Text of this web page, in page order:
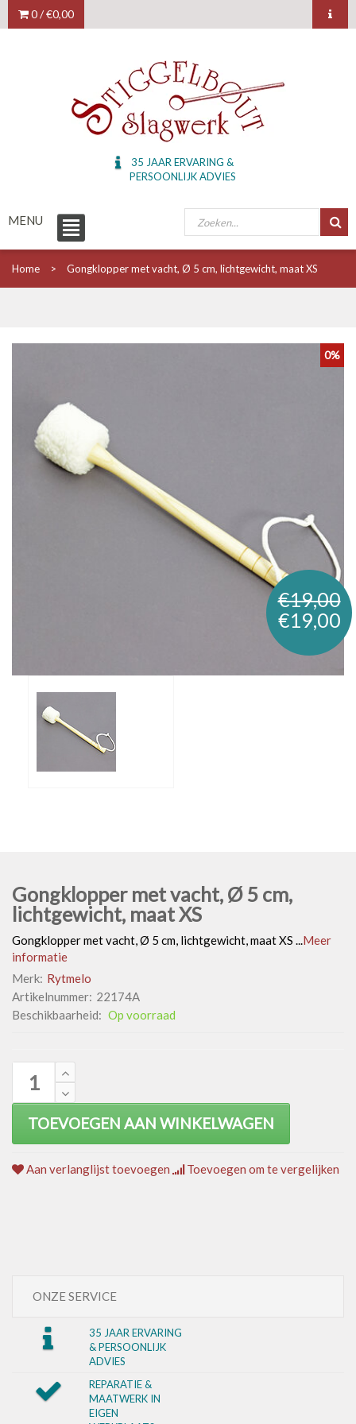
0 /€0,00
35 JAAR ERVARING &
PERSOONLIJK ADVIES
MENU
Home Gongklopper met vacht, Ø 5 cm, lichtgewicht, maat XS
0%
€19,00
€19,00
Gongklopper met vacht, Ø 5 cm,
lichtgewicht, maat XS
Gongklopper met vacht, Ø 5 cm, lichtgewicht, maat XS ... Meer
informatie
Merk: Rytmelo
Artikelnummer: 22174A
Beschikbaarheid: Op voorraad
TOEVOEGEN AAN WINKELWAGEN
Aan verlanglijst toevoegen Toevoegen om te vergelijken
ONZE SERVICE
35 JAAR ERVARING
& PERSOONLIJK
ADVIES
REPARATIE &
MAATWERK IN
EIGEN